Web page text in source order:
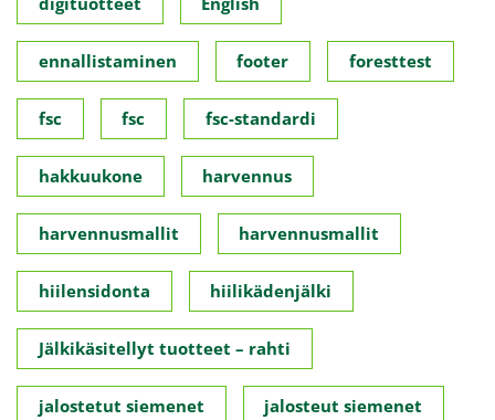
ennallistaminen footer foresttest
fsc fsc fsc-standardi
hakkuukone harvennus
harvennusmallit harvennusmallit
hiilensidonta hiilikädenjälki
Jälkikäsitellyt tuotteet – rahti
jalostetut siemenet jalosteut siemenet